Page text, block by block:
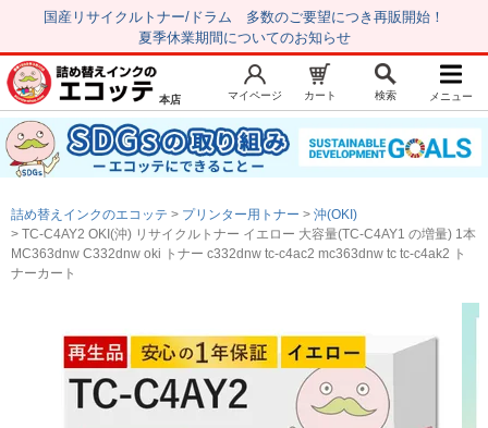
国産リサイクルトナー/ドラム 多数のご要望につき再販開始！
夏季休業期間についてのお知らせ
新規会員登録 マイページ
トップページ お気に入り
注文履歴 レビュー履歴
はじめての方へ
初心者用セット
キャノンインク
本店 マイページ カート 検索 メニュー
詰め替えインクのエコッテ プリンター用トナー
沖(OKI)
TC-C4AY2 OKI(沖) リサイクルトナー イエロー 大容量(TC-C4AY1 の増量) 1本
MC363dnw C332dnw oki トナー c332dnw tc-c4ac2 mc363dnw tc tc-c4ak2 ト
ナーカート